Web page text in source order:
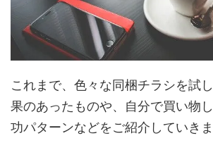
これまで、色々な同梱チラシを試
果のあったものや、自分で買い物
功パターンなどをご紹介していきま